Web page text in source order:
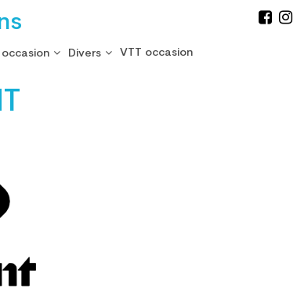
Divers VTT occasion